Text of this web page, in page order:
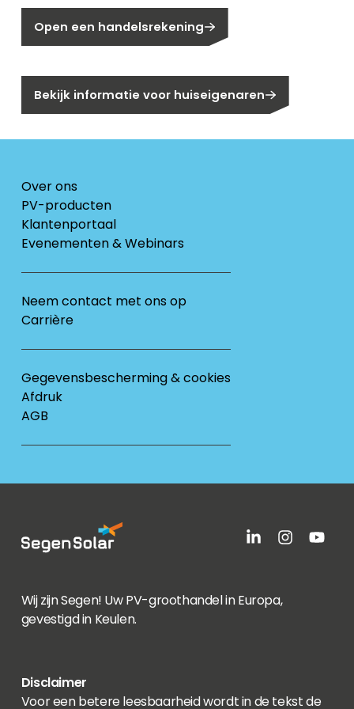
Open een handelsrekening
Bekijk informatie voor huiseigenaren
Over ons
PV-producten
Klantenportaal
Evenementen & Webinars
Neem contact met ons op
Carrière
Gegevensbescherming & cookies
Afdruk
AGB
Wij zijn Segen! Uw PV-groothandel in Europa,
gevestigd in Keulen.
Disclaimer
Voor een betere leesbaarheid wordt in de tekst de